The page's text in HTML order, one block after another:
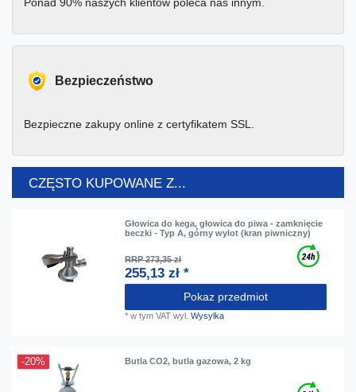
Ponad 90% naszych klientów poleca nas innym.
Bezpieczeństwo
Bezpieczne zakupy online z certyfikatem SSL.
CZĘSTO KUPOWANE Z...
Głowica do kega, głowica do piwa - zamknięcie
beczki - Typ A, górny wylot (kran piwniczny)
RRP 273,35 zł
255,13 zł *
Pokaz przedmiot
*w tym VAT wyl.Wysylka
-20% Butla CO2, butla gazowa, 2 kg